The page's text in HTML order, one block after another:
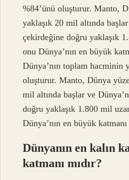
%84’ünü oluşturur. Manto,
yaklaşık 20 mil altında
çekirdeğine doğru yaklaşık
onu Dünya’nın en büyük
Dünya’nın toplam hacminin
oluşturur. Manto, Dünya
mil altında başlar ve
doğru yaklaşık 1.800 mil
Dünya’nın en büyük
Dünyanın en kalın
katmanı mıdır?